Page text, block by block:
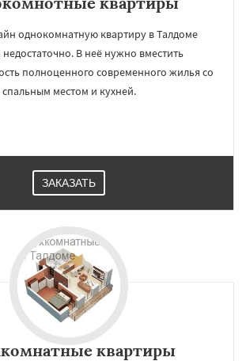
однокомнатную квартиру в Талдоме
недостаточно. В неё нужно вместить
полноценного современного жилья со
спальным местом и кухней.
ЗАКАЗАТЬ
квартиры